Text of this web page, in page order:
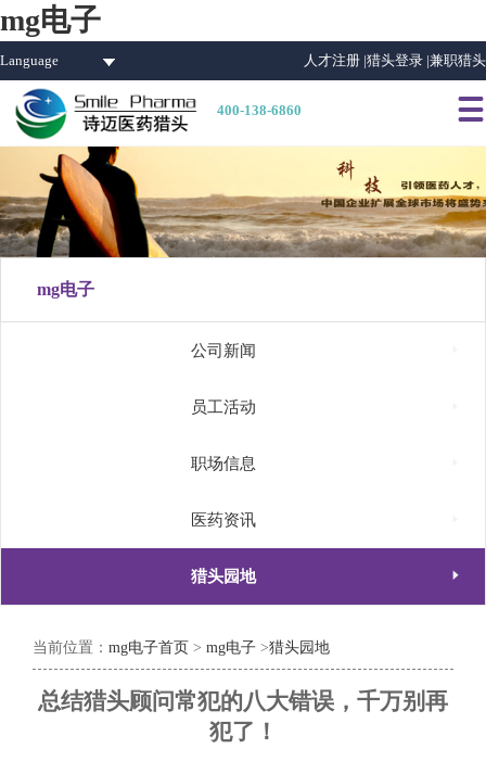
mg电子
Language 人才注册 |猎头登录 |兼职猎头
400-138-6860 
mg电子
公司新闻
员工活动
职场信息
医药资讯
猎头园地 
当前位置： mg电子首页 > mg电子 >猎头园地
总结猎头顾问常犯的八大错误，千万别再
犯了！